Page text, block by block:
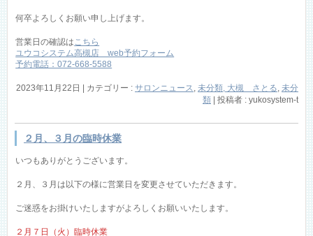
何卒よろしくお願い申し上げます。
営業日の確認は こちら
ユウコシステム高槻店 web予約フォーム
予約電話：072-668-5588
2023年11月22日 | カテゴリー : サロンニュース 未分類, 大槻 さとる 未分
類 | 投稿者 : yukosystem-t
２月、３月の臨時休業
いつもありがとうございます。
２月、３月は以下の様に営業日を変更させていただきます。
ご迷惑をお掛けいたしますがよろしくお願いいたします。
２月７日（火）臨時休業